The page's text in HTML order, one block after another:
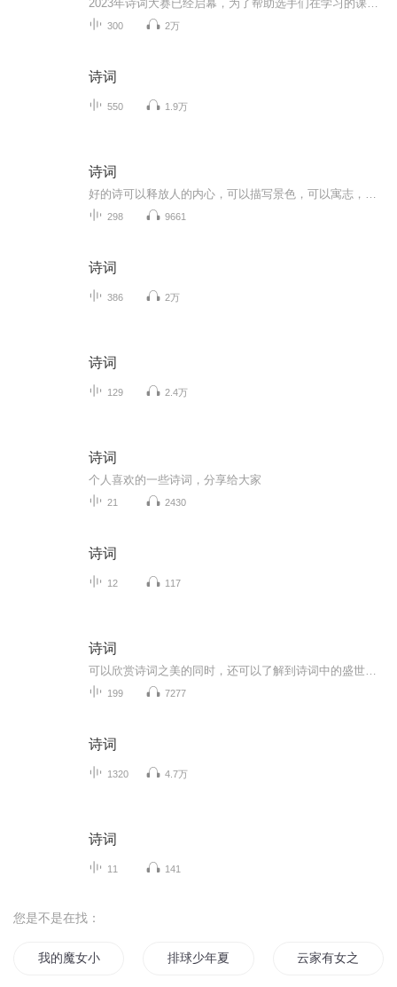
300 2万
诗词
550 1.9万
诗词
298 9661
诗词
386 2万
诗词
129 2.4万
诗词
个人喜欢的一些诗词，分享给大家
21 2430
诗词
12 117
诗词
199 7277
诗词
1320 4.7万
诗词
11 141
您是不是在找：
我的魔女小诗诗 排球少年夏日青空 云家有女之凰妃